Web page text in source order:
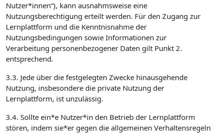
Nutzer*innen“), kann ausnahmsweise eine
Nutzungsberechtigung erteilt werden. Für den Zugang zur
Lernplattform und die Kenntnisnahme der
Nutzungsbedingungen sowie Informationen zur
Verarbeitung personenbezogener Daten gilt Punkt 2.
entsprechend.
3.3. Jede über die festgelegten Zwecke hinausgehende
Nutzung, insbesondere die private Nutzung der
Lernplattform, ist unzulässig.
3.4. Sollte ein*e Nutzer*in den Betrieb der Lernplattform
stören, indem sie*er gegen die allgemeinen Verhaltensregeln